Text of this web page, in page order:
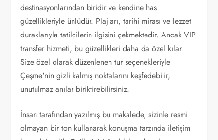
destinasyonlarından biridir ve kendine has
güzellikleriyle ünlüdür. Plajları, tarihi mirası ve lezzet
duraklarıyla tatilcilerin ilgisini çekmektedir. Ancak VIP
transfer hizmeti, bu güzellikleri daha da özel kılar.
Size özel olarak düzenlenen tur seçenekleriyle
Çeşme'nin gizli kalmış noktalarını keşfedebilir,
unutulmaz anılar biriktirebilirsiniz.
İnsan tarafından yazılmış bu makalede, sizinle resmi
olmayan bir ton kullanarak konuşma tarzında iletişim